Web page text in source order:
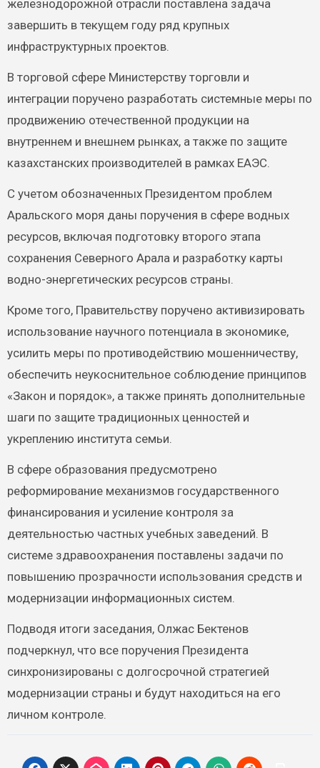
железнодорожной отрасли поставлена задача
завершить в текущем году ряд крупных
инфраструктурных проектов.
В торговой сфере Министерству торговли и
интеграции поручено разработать системные меры по
продвижению отечественной продукции на
внутреннем и внешнем рынках, а также по защите
казахстанских производителей в рамках ЕАЭС.
С учетом обозначенных Президентом проблем
Аральского моря даны поручения в сфере водных
ресурсов, включая подготовку второго этапа
сохранения Северного Арала и разработку карты
водно-энергетических ресурсов страны.
Кроме того, Правительству поручено активизировать
использование научного потенциала в экономике,
усилить меры по противодействию мошенничеству,
обеспечить неукоснительное соблюдение принципов
«Закон и порядок», а также принять дополнительные
шаги по защите традиционных ценностей и
укреплению института семьи.
В сфере образования предусмотрено
реформирование механизмов государственного
финансирования и усиление контроля за
деятельностью частных учебных заведений. В
системе здравоохранения поставлены задачи по
повышению прозрачности использования средств и
модернизации информационных систем.
Подводя итоги заседания, Олжас Бектенов
подчеркнул, что все поручения Президента
синхронизированы с долгосрочной стратегией
модернизации страны и будут находиться на его
личном контроле.